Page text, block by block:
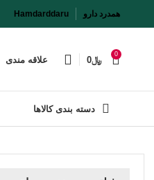
همدرد دارو Hamdarddaru
0
﷼0 علاقه مندی
دسته بندی کالاها